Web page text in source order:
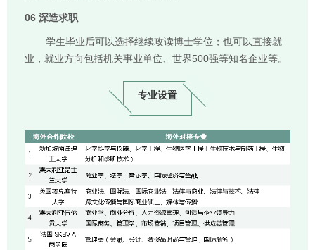
06 深造求职
学生毕业后可以选择继续攻读博士学位；也可以直接就
业，就业方向包括机关事业单位、世界500强等知名企业等。
专业设置